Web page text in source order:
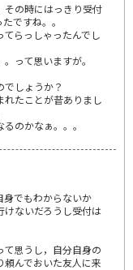
その時にはっきり受付
ですね。。
らっしゃったんでし
って思いますが。
しょうか？
たことが昔ありまし
のかなぁ。。。
身でもわからないか
けないだろうし受付は
思うし，自分自身の
んでおいた友人に来